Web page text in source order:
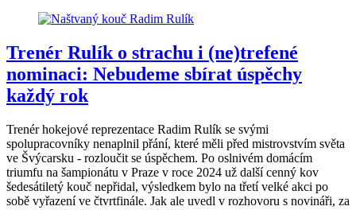
Trenér Rulík o strachu i (ne)trefené
nominaci: Nebudeme sbírat úspěchy
každý rok
Trenér hokejové reprezentace Radim Rulík se svými
spolupracovníky nenaplnil přání, které měli před mistrovstvím světa
ve Švýcarsku - rozloučit se úspěchem. Po oslnivém domácím
triumfu na šampionátu v Praze v roce 2024 už další cenný kov
šedesátiletý kouč nepřidal, výsledkem bylo na třetí velké akci po
sobě vyřazení ve čtvrtfinále. Jak ale uvedl v rozhovoru s novináři, za